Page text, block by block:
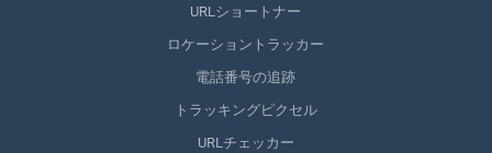
URLショートナー
ロケーショントラッカー
電話番号の追跡
トラッキングピクセル
URLチェッカー